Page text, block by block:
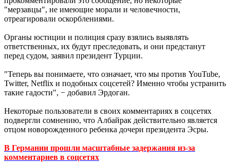
"мерзавцы", не имеющие морали и человечности,
отреагировали оскорблениями.
Органы юстиции и полиция сразу взялись выявлять
ответственных, их будут преследовать, и они предстанут
перед судом, заявил президент Турции.
"Теперь вы понимаете, что означает, что мы против YouTube,
Twitter, Netflix и подобных соцсетей? Именно чтобы устранить
такие гадости", − добавил Эрдоган.
Некоторые пользователи в своих комментариях в соцсетях
подвергли сомнению, что Албайрак действительно является
отцом новорожденного ребенка дочери президента Эсры.
В Германии прошли масштабные задержания из-за
комментариев в соцсетях